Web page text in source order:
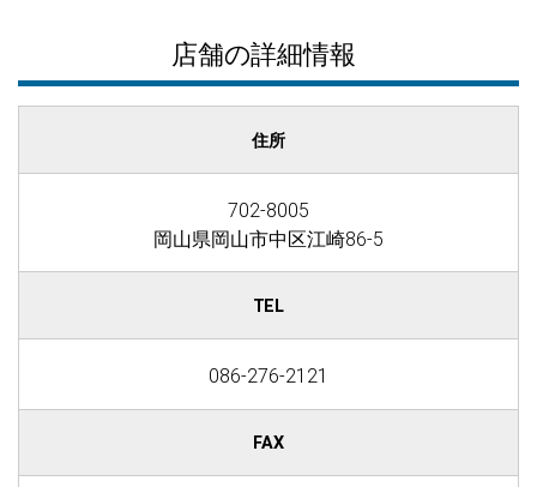
店舗の詳細情報
住所
702-8005
岡山県岡山市中区江崎86-5
TEL
086-276-2121
FAX